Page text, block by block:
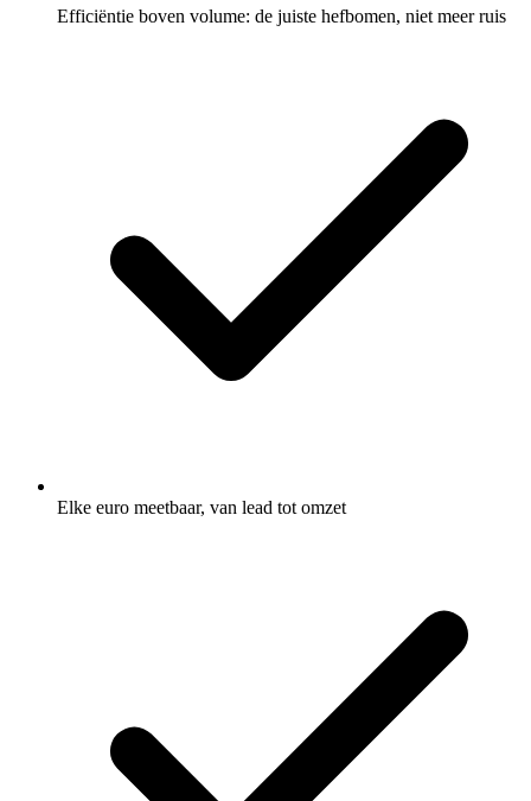
Efficiëntie boven volume: de juiste hefbomen, niet meer ruis
Elke euro meetbaar, van lead tot omzet